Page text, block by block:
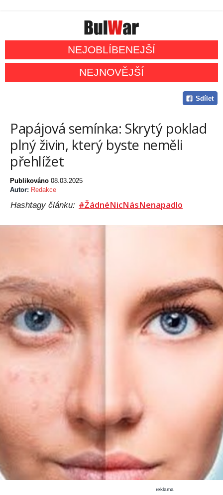
NEJOBLÍBENEJŠÍ
NEJNOVĚJŠÍ
Sdílet
Papájová semínka: Skrytý poklad
plný živin, který byste neměli
přehlížet
Publikováno 08.03.2025
Autor: Redakce
Hashtagy článku: #ŽádnéNicNásNenapadlo
reklama